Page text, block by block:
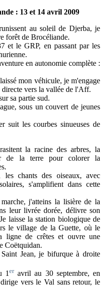
: 13 et 14 avril 2009
au soleil de Djerba, je
forêt de Brocéliande.
et le GRP, en passant par les
en autonomie complète :
mon véhicule, je m'engage
directe vers la vallée de l'Aff.
sa partie sud.
sous un couvert de jeunes
suit les courbes sinueuses de
la racine des arbres, la
de la terre pour colorer la
chants des oiseaux, avec
s'amplifient dans cette
j'atteins la lisière de la
leur livrée dorée, délivre son
laisse la station biologique de
le village de la Guette, où le
ligne de crêtes et ouvre une
Coëtquidan.
Jean, je bifurque à droite
1eravril au 30 septembre, en
vers le Val sans retour, le